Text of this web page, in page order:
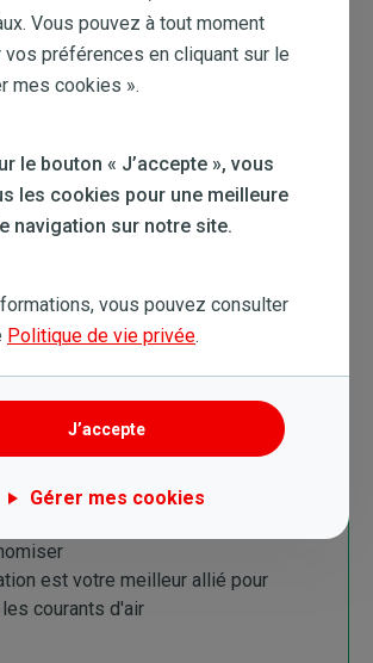
toit
vous proposons de vérifier… votre
corniches, décrassage des panneaux
de votre toiture.
prêt à passer l’hiver en toute
à cocooner !
faut retenir
hiver au chaud, pensez à
ses réserves de combustibles
est votre meilleur allié pour
courants d'air
Vous pouvez à tout moment
préférences en cliquant sur le
mes cookies ».
le bouton « J’accepte », vous
les cookies pour une meilleure
navigation sur notre site.
vous pouvez consulter
Politique de vie privée.
J’accepte
Gérer mes cookies